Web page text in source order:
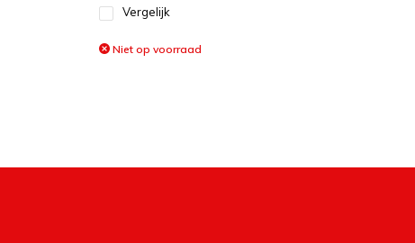
Vergelijk
Niet op voorraad